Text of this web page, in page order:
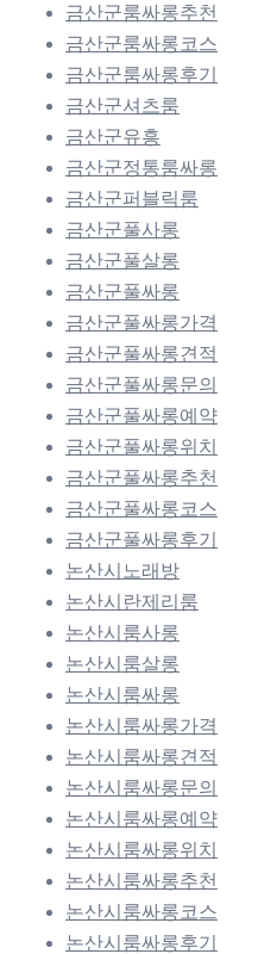
금산군룸싸롱추천
금산군룸싸롱코스
금산군룸싸롱후기
금산군셔츠룸
금산군유흥
금산군정통룸싸롱
금산군퍼블릭룸
금산군풀사롱
금산군풀살롱
금산군풀싸롱
금산군풀싸롱가격
금산군풀싸롱견적
금산군풀싸롱문의
금산군풀싸롱예약
금산군풀싸롱위치
금산군풀싸롱추천
금산군풀싸롱코스
금산군풀싸롱후기
논산시노래방
논산시란제리룸
논산시룸사롱
논산시룸살롱
논산시룸싸롱
논산시룸싸롱가격
논산시룸싸롱견적
논산시룸싸롱문의
논산시룸싸롱예약
논산시룸싸롱위치
논산시룸싸롱추천
논산시룸싸롱코스
논산시룸싸롱후기